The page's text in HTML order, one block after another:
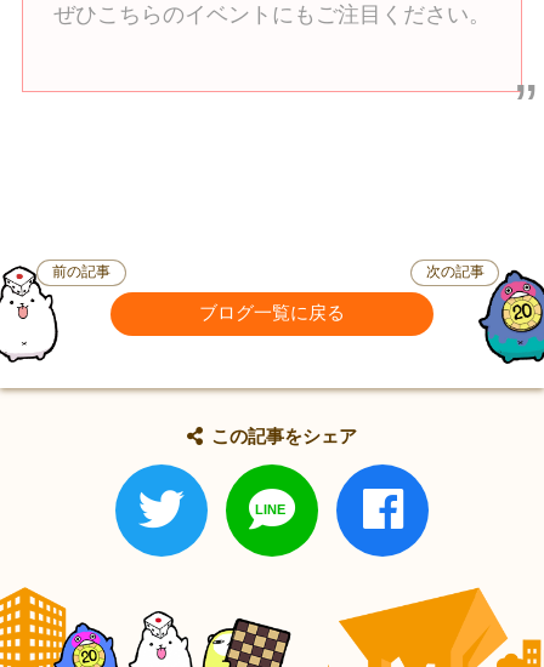
ぜひこちらのイベントにもご注目ください。
前の記事
ブログ一覧に戻る
次の記事
この記事をシェア